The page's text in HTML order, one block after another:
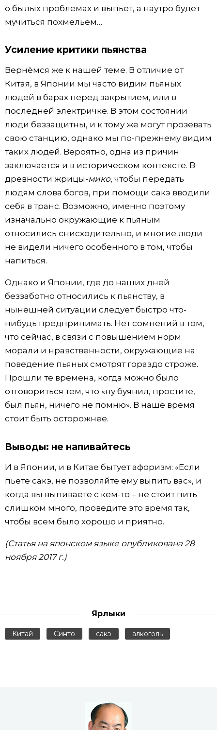
о былых проблемах и выпьет, а наутро будет
мучиться похмельем…
Усиление критики пьянства
Вернёмся же к нашей теме. В отличие от
Китая, в Японии мы часто видим пьяных
людей в барах перед закрытием, или в
последней электричке. В этом состоянии
люди беззащитны, и к тому же могут прозевать
свою станцию, однако мы по-прежнему видим
таких людей. Вероятно, одна из причин
заключается и в историческом контексте. В
древности жрицы-мико, чтобы передать
людям слова богов, при помощи сакэ вводили
себя в транс. Возможно, именно поэтому
изначально окружающие к пьяным
относились снисходительно, и многие люди
не видели ничего особенного в том, чтобы
напиться.
Однако и Японии, где до наших дней
беззаботно относились к пьянству, в
нынешней ситуации следует быстро что-
нибудь предпринимать. Нет сомнений в том,
что сейчас, в связи с повышением норм
морали и нравственности, окружающие на
поведение пьяных смотрят гораздо строже.
Прошли те времена, когда можно было
отговориться тем, что «ну буянил, простите,
был пьян, ничего не помню». В наше время
стоит быть осторожнее.
Выводы: не напивайтесь
И в Японии, и в Китае бытует афоризм: «Если
пьёте сакэ, не позволяйте ему выпить вас», и
когда вы выпиваете с кем-то – не стоит пить
слишком много, проведите это время так,
чтобы всем было хорошо и приятно.
(Статья на японском языке опубликована 28
ноября 2017 г.)
Ярлыки
Китай Синто сакэ алкоголь